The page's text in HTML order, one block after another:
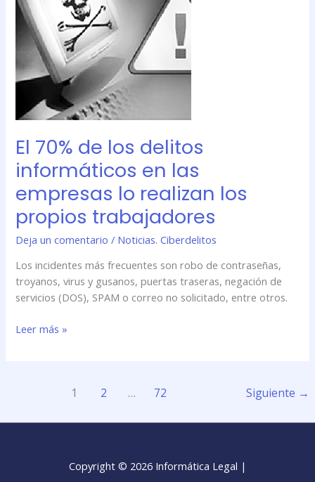
El 70% de los delitos
informáticos en las
empresas lo realizan los
propios trabajadores
Deja un comentario / Noticias. Ciberdelitos
Los incidentes más frecuentes son robo de contraseñas,
troyanos, virus y gusanos, puertas traseras, negación de
servicios (DOS), SPAM o correo no solicitado, entre otros.
delitos
informáticos
en
las
empresas
realizan
propios
trabajadores
Leer más »
1 2 … 72 Siguiente →
Copyright © 2026 Informática Legal |